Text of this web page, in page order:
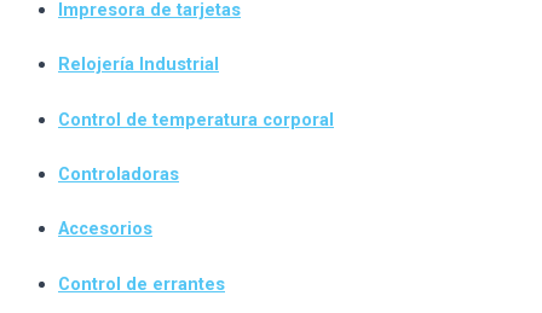
Impresora de tarjetas
Relojería Industrial
Control de temperatura corporal
Controladoras
Accesorios
Control de errantes